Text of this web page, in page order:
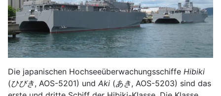
Die japanischen Hochseeüberwachungsschiffe Hibiki
(ひびき, AOS-5201) und Aki (あき, AOS-5203) sind das